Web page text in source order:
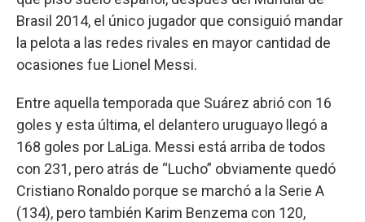
Brasil 2014, el único jugador que consiguió mandar
la pelota a las redes rivales en mayor cantidad de
ocasiones fue Lionel Messi.
Entre aquella temporada que Suárez abrió con 16
goles y esta última, el delantero uruguayo llegó a
168 goles por LaLiga. Messi está arriba de todos
con 231, pero atrás de “Lucho” obviamente quedó
Cristiano Ronaldo porque se marchó a la Serie A
(134), pero también Karim Benzema con 120,